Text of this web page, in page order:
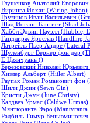
Глушенков Анатолий
Виринга Йохан (Wiring Johan)
Грузинов Иван Васильевич
Шад Иоганн Баптист (Shad
Хаббл Эдвин Пауэлл (Hubble,
Гандлирж Ярослав (Handling
Латрейль Пьер Андре (Lateral
Шуленбург Вернер фон дер
Е Цзянчуань ()
Березовский Николай
Хизлер Альберт (Hitler Albert)
Раупах Роман Романович фон
Шили Джин (Sewn Gin)
Кристи Джун (June Christy)
Калдвеэ Урмас (Caldwe Urmas)
Мянтюранта Ээро (Mantyranta
Радбиль Тимур